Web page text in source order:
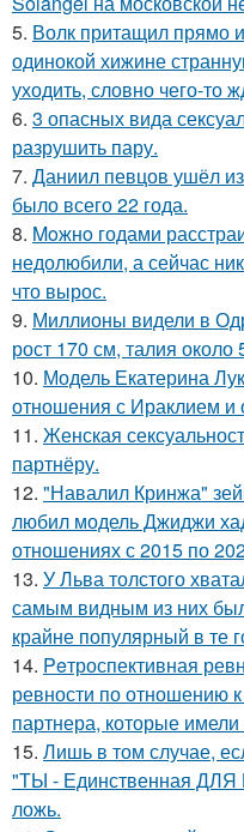
5. Волк притащил прямо
одинокой хижине
уходить, словно чего-то
6. 3 опасных вида
разрушить пару.
7. Даниил певцов ушёл
было всего 22 года.
8. Moжнo годами
недолюбили, а сейчас
что вырос.
9. Миллионы видели в
рост 170 см, талия около
10. Модель Екатерина
отношения с Ираклием и
11. Женская
партнёру.
12. "Навалил Кринжа"
любил модель Джиджи
отношениях с 2015 по
13. У Льва толстого
самым видным из них
крайне популярный в те
14. Peтроспективная
ревности по отношению
партнера, которые
15. Лишь в том случае,
"ТЫ - Единственная ДЛЯ
ложь.